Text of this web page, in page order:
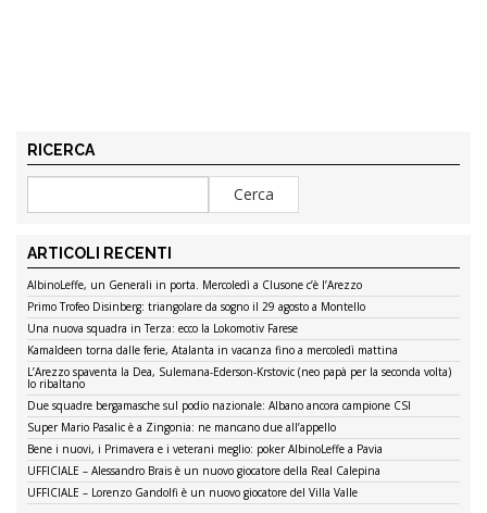
RICERCA
ARTICOLI RECENTI
AlbinoLeffe, un Generali in porta. Mercoledì a Clusone c’è l’Arezzo
Primo Trofeo Disinberg: triangolare da sogno il 29 agosto a Montello
Una nuova squadra in Terza: ecco la Lokomotiv Farese
Kamaldeen torna dalle ferie, Atalanta in vacanza fino a mercoledì mattina
L’Arezzo spaventa la Dea, Sulemana-Ederson-Krstovic (neo papà per la seconda volta)
lo ribaltano
Due squadre bergamasche sul podio nazionale: Albano ancora campione CSI
Super Mario Pasalic è a Zingonia: ne mancano due all’appello
Bene i nuovi, i Primavera e i veterani meglio: poker AlbinoLeffe a Pavia
UFFICIALE – Alessandro Brais è un nuovo giocatore della Real Calepina
UFFICIALE – Lorenzo Gandolfi è un nuovo giocatore del Villa Valle